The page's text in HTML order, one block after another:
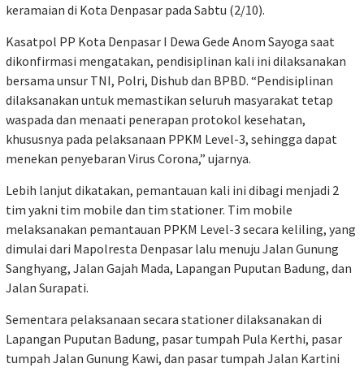
keramaian di Kota Denpasar pada Sabtu (2/10).
Kasatpol PP Kota Denpasar I Dewa Gede Anom Sayoga saat
dikonfirmasi mengatakan, pendisiplinan kali ini dilaksanakan
bersama unsur TNI, Polri, Dishub dan BPBD. “Pendisiplinan
dilaksanakan untuk memastikan seluruh masyarakat tetap
waspada dan menaati penerapan protokol kesehatan,
khususnya pada pelaksanaan PPKM Level-3, sehingga dapat
menekan penyebaran Virus Corona,” ujarnya.
Lebih lanjut dikatakan, pemantauan kali ini dibagi menjadi 2
tim yakni tim mobile dan tim stationer. Tim mobile
melaksanakan pemantauan PPKM Level-3 secara keliling, yang
dimulai dari Mapolresta Denpasar lalu menuju Jalan Gunung
Sanghyang, Jalan Gajah Mada, Lapangan Puputan Badung, dan
Jalan Surapati.
Sementara pelaksanaan secara stationer dilaksanakan di
Lapangan Puputan Badung, pasar tumpah Pula Kerthi, pasar
tumpah Jalan Gunung Kawi, dan pasar tumpah Jalan Kartini